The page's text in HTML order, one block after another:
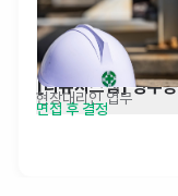
[리뉴시스템] 방수
현장관리자 경력직 채
현장대리인 업무
면접 후 결정